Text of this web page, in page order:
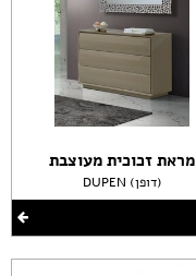
מראת זכוכית מעוצבת
DUPEN (דופן)